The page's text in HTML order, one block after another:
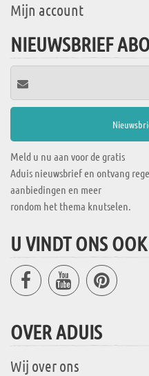
Mijn account
NIEUWSBRIEF
Meld u nu aan voor de gratis
Aduis nieuwsbrief en ontvang
aanbiedingen en meer
rondom het thema knutselen.
U VINDT ONS
OVER ADUIS
Wij over ons